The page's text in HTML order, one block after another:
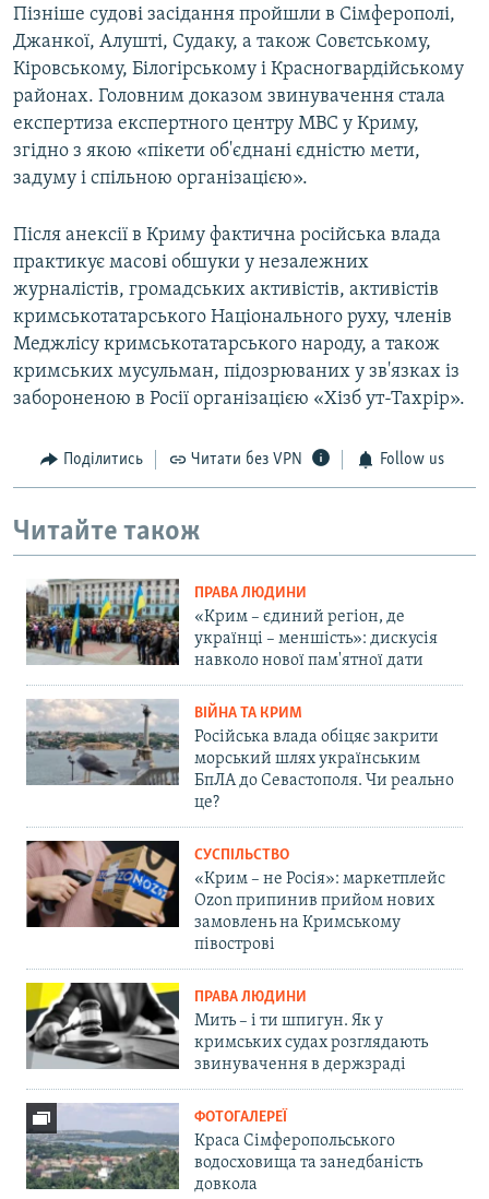
Пізніше судові засідання пройшли в Сімферополі,
Джанкої, Алушті, Судаку, а також Совєтському,
Кіровському, Білогірському і Красногвардійському
районах. Головним доказом звинувачення стала
експертиза експертного центру МВС у Криму,
згідно з якою «пікети об'єднані єдністю мети,
задуму і спільною організацією».
Після анексії в Криму фактична російська влада
практикує масові обшуки у незалежних
журналістів, громадських активістів, активістів
кримськотатарського Національного руху, членів
Меджлісу кримськотатарського народу, а також
кримських мусульман, підозрюваних у зв'язках із
забороненою в Росії організацією «Хізб ут-Тахрір».
Поділитись Читати без VPN Follow us
Читайте також
ПРАВА ЛЮДИНИ
«Крим – єдиний регіон, де
українці – меншість»: дискусія
навколо нової пам'ятної дати
ВІЙНА ТА КРИМ
Російська влада обіцяє закрити
морський шлях українським
БпЛА до Севастополя. Чи реально
це?
СУСПІЛЬСТВО
«Крим – не Росія»: маркетплейс
Ozon припинив прийом нових
замовлень на Кримському
півострові
ПРАВА ЛЮДИНИ
Мить – і ти шпигун. Як у
кримських судах розглядають
звинувачення в держзраді
ФОТОГАЛЕРЕЇ
Краса Сімферопольського
водосховища та занедбаність
довкола